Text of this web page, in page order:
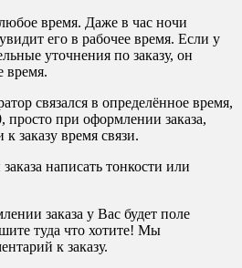
время. Даже в час ночи
его в рабочее время. Если у
уточнения по заказу, он
время.
связался в определённое время,
просто при оформлении заказа,
заказу время связи.
написать тонкости или
заказа у Вас будет поле
туда что хотите! Мы
к заказу.